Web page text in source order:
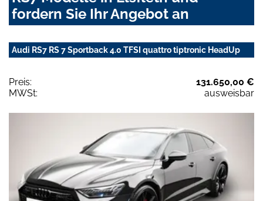
fordern Sie Ihr Angebot an
Audi RS7 RS 7 Sportback 4.0 TFSI quattro tiptronic HeadUp
Preis:
131.650,00 €
MWSt:
ausweisbar